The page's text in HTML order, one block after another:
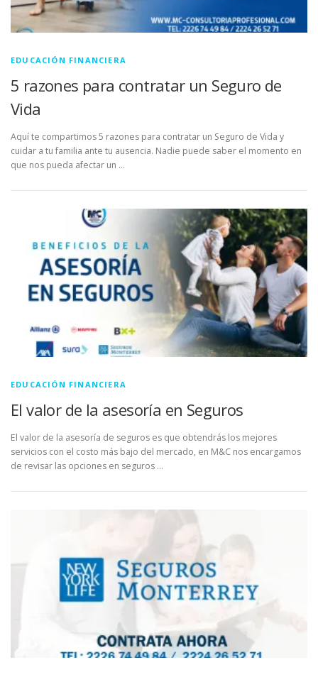
EDUCACIÓN FINANCIERA
5 razones para contratar un Seguro de
Vida
Aquí te compartimos 5 razones para contratar un Seguro de Vida y
cuidar a tu familia ante tu ausencia. Nadie puede saber el momento en
que nos pueda afectar un …
EDUCACIÓN FINANCIERA
El valor de la asesoría en Seguros
El valor de la asesoría de seguros es que obtendrás los mejores
servicios con el costo más bajo del mercado, en M&C nos encargamos
de revisar las opciones en seguros …